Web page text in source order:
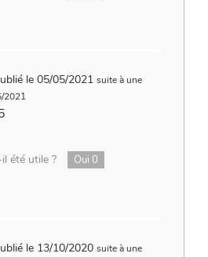
le 05/05/2021 suite à une
2021
été utile ?
Oui 0
le 13/10/2020 suite à une